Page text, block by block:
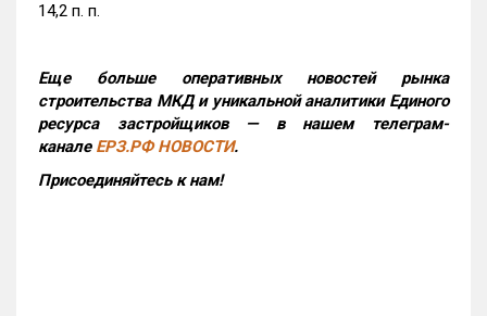
14,2 п. п.
Еще больше оперативных новостей рынка
строительства МКД и уникальной аналитики Единого
ресурса застройщиков — в нашем телеграм-
канале ЕРЗ.РФ НОВОСТИ.
Присоединяйтесь к нам!